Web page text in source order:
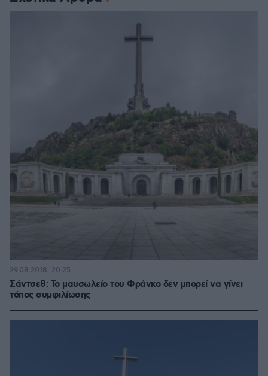
Σάντσεθ: Το μαυσωλείο του Φράνκο δεν μπορεί να γίνει
τόπος συμφιλίωσης
29.08.2018, 20:25